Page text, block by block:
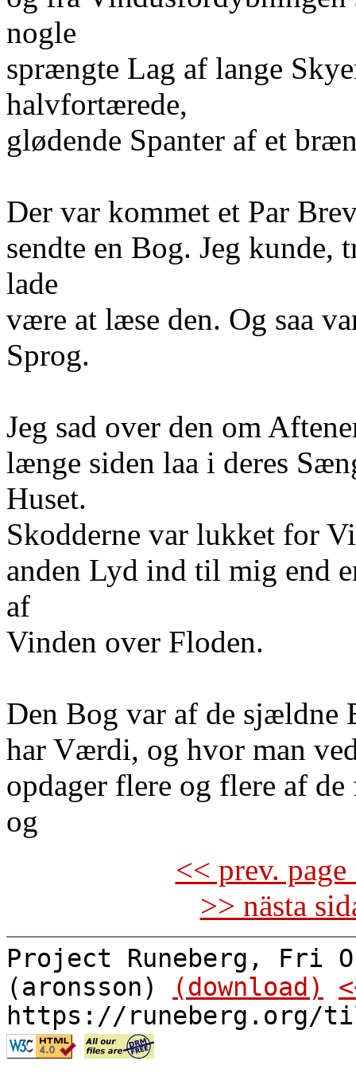
nogle
sprængte Lag af lange
halvfortærede,
glødende Spanter af et
Der var kommet et Par
sendte en Bog. Jeg
lade
være at læse den. Og saa
Sprog.
Jeg sad over den om
længe siden laa i deres
Huset.
Skodderne var lukket for
anden Lyd ind til mig end
af
Vinden over Floden.
Den Bog var af de sjældne
har Værdi, og hvor man
opdager flere og flere af
og
<< prev.
>> nästa
Project Runeberg, Fri
(aronsson)
(download)
https://runeberg.org/